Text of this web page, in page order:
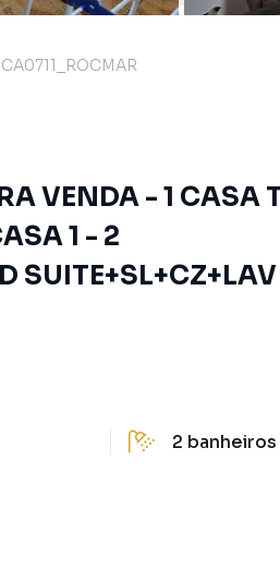
CA0711_ROCMAR
VENDA - 1 CASA
1 - 2
2 banheiros